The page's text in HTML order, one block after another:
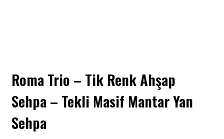
Roma Trio – Tik Renk Ahşap
Sehpa – Tekli Masif Mantar Yan
Sehpa